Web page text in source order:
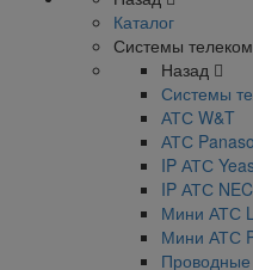
Каталог
Системы
Назад
Системы
АТС W&T
АТС
IP АТС
IP АТС NEC
Мини АТС
Мини АТС